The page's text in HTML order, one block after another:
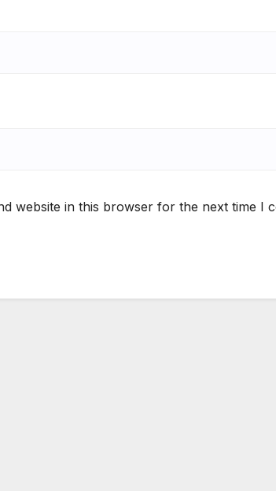
website in this browser for the next time I